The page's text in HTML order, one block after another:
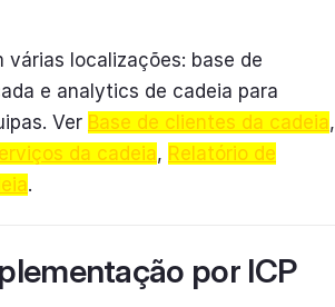
várias localizações: base de
e analytics de cadeia para
Ver Base de clientes da cadeia,
da cadeia, Relatório de
.
por ICP